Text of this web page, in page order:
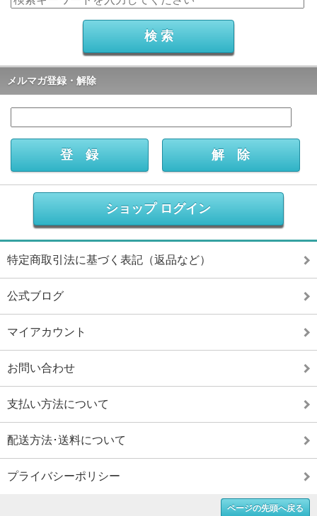
メルマガ登録・解除
ショップ ログイン
特定商取引法に基づく表記（返品など）
公式ブログ
マイアカウント
お問い合わせ
支払い方法について
配送方法･送料について
プライバシーポリシー
ページの先頭へ戻る